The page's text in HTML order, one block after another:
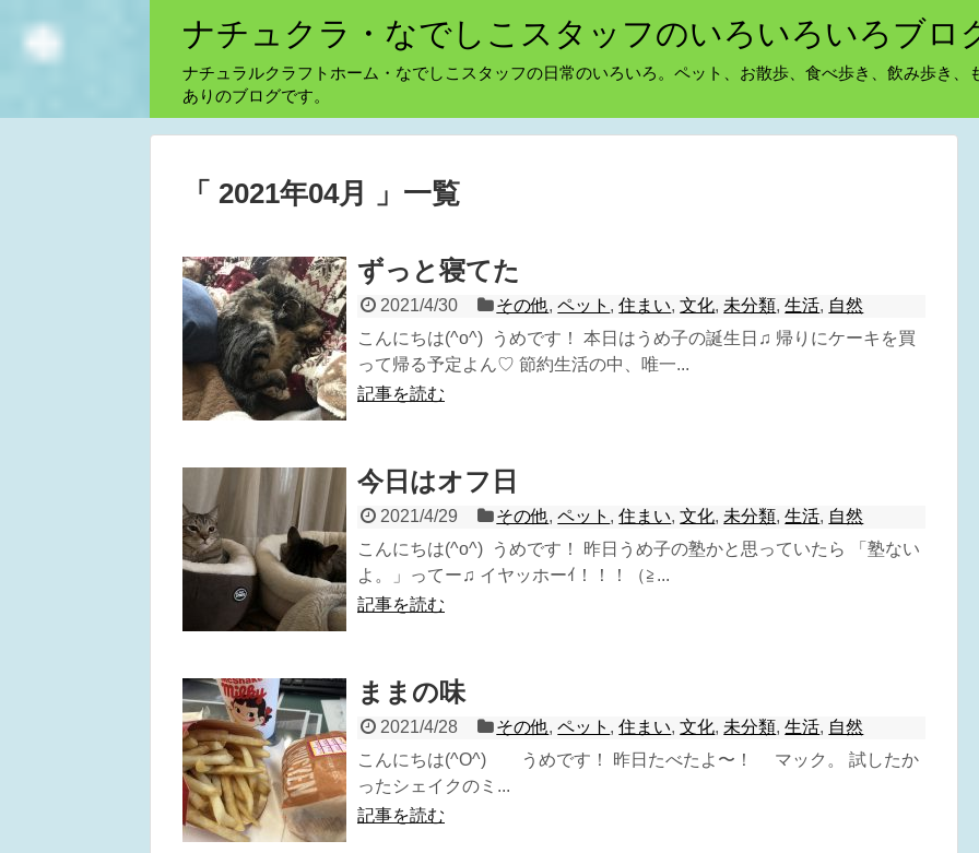
ナチュクラ・なでしこスタッフのいろいろいろブロ
ナチュラルクラフトホーム・なでしこスタッフの日常のいろいろ。ペット、お散歩、食べ歩き、飲み歩き、
ありのブログです。
「 2021年04月 」一覧
ずっと寝てた
2021/4/30 その他,ペット ,住まい,文化, 未分類,生活, 自然
こんにちは(^o^) うめです！ 本日はうめ子の誕生日♫ 帰りにケーキを買
って帰る予定よん♡ 節約生活の中、唯一...
記事を読む
今日はオフ日
2021/4/29 その他,ペット ,住まい,文化, 未分類,生活, 自然
こんにちは(^o^) うめです！ 昨日うめ子の塾かと思っていたら 「塾ない
よ。」ってー♫ イヤッホーｲ！！！（≧...
記事を読む
ままの味
2021/4/28 その他,ペット ,住まい,文化, 未分類,生活, 自然
こんにちは(^O^) うめです！ 昨日たべたよ〜！ マック。 試したか
ったシェイクのミ...
記事を読む